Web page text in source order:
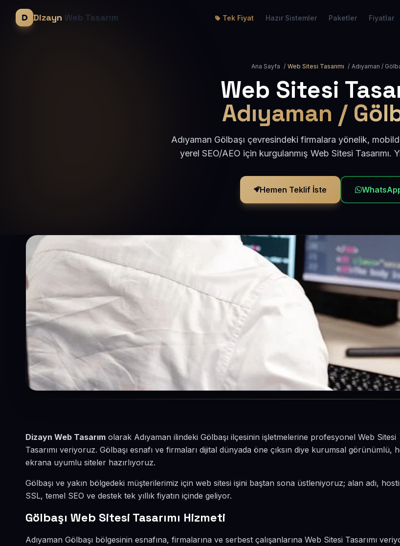
Dizayn Web Tasarım Tek Fiyat Hazır Sistemler Paketler Fiyatlar
Ana Sayfa / Web Sitesi Tasarımı / Adıyaman /
Web Sitesi
Adıyaman /
Adıyaman Gölbaşı çevresindeki firmalara yönelik,
yerel SEO/AEO için kurgulanmış Web Sitesi Tasarımı.
Hemen Teklif İste
Dizayn Web Tasarım olarak Adıyaman ilindeki Gölbaşı ilçesinin işletmelerine profesyonel Web Sitesi
Tasarımı veriyoruz. Gölbaşı esnafı ve firmaları dijital dünyada öne çıksın diye kurumsal görünümlü,
ekrana uyumlu siteler hazırlıyoruz.
Gölbaşı ve yakın bölgedeki müşterilerimiz için web sitesi işini baştan sona üstleniyoruz; alan adı,
SSL, temel SEO ve destek tek yıllık fiyatın içinde geliyor.
Gölbaşı Web Sitesi Tasarımı Hizmeti
Adıyaman Gölbaşı bölgesinin esnafına, firmalarına ve serbest çalışanlarına Web Sitesi Tasarımı